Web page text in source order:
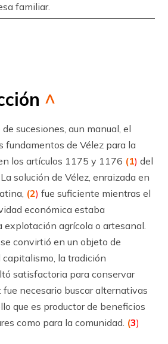
familiar.
^
sucesiones, aun manual, el
funda­mentos de Vélez para la
los ar­tícu­los 1175 y 1176 (1) del
La solución de Vélez, enraizada en
(2) fue suficiente mientras el
económica estaba
explotación agrícola o artesanal.
convirtió en un objeto de
la tradición
satisfactoria para conservar
fue necesario buscar alternativas
que es productor de beneficios
como para la comunidad. (3)